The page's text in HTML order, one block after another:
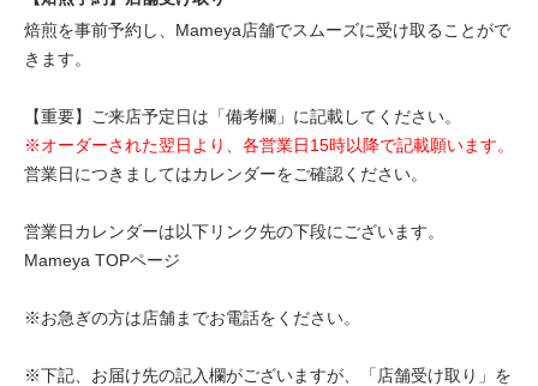
焙煎を事前予約し、Mameya店舗でスムーズに受け取ることがで
きます。
【重要】ご来店予定日は「備考欄」に記載してください。
※オーダーされた翌日より、各営業日15時以降で記載願います。
営業日につきましてはカレンダーをご確認ください。
営業日カレンダーは以下リンク先の下段にございます。
Mameya TOPページ
※お急ぎの方は店舗までお電話をください。
※下記、お届け先の記入欄がございますが、「店舗受け取り」を